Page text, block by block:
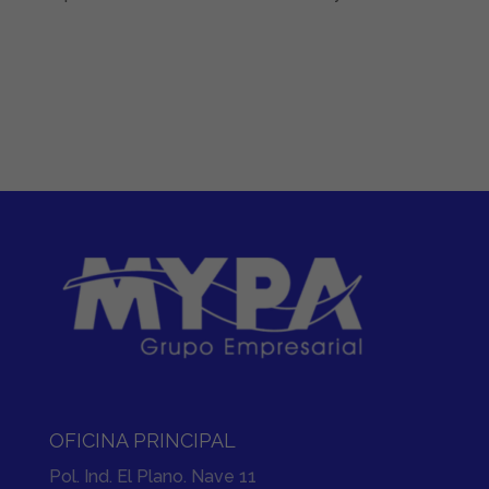
OFICINA PRINCIPAL
Pol. Ind. El Plano. Nave 11